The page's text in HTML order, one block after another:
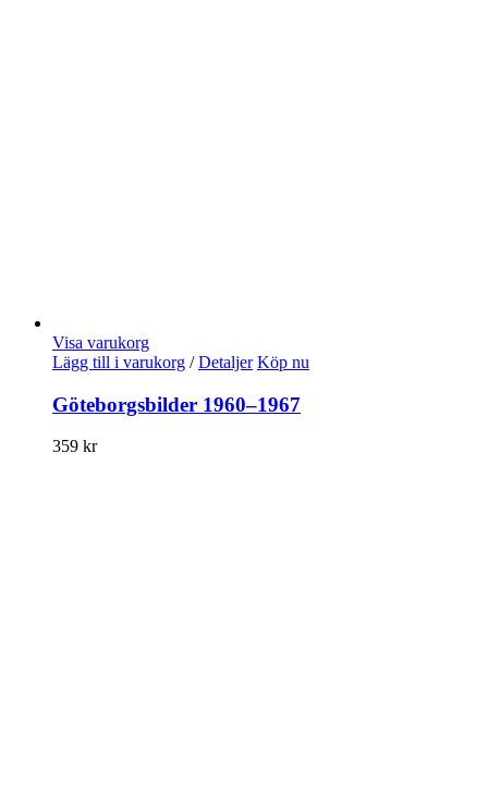
Visa varukorg
Lägg till i varukorg / Detaljer Köp nu
Göteborgsbilder 1960–1967
359 kr